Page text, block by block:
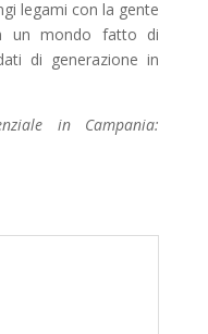
legami con la gente
un mondo fatto di
di generazione in
in Campania: